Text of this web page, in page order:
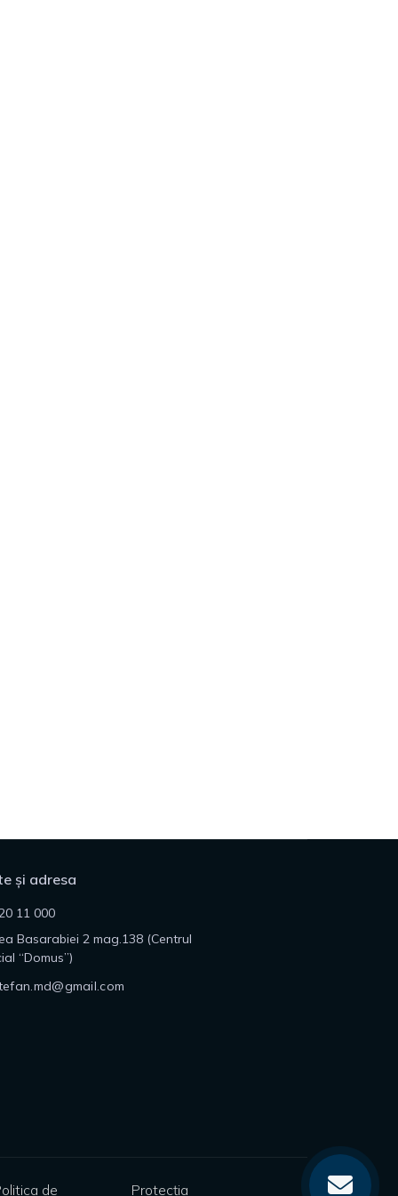
și adresa
11 000
Basarabiei 2 mag.138 (Centrul
“Domus”)
de Protecția